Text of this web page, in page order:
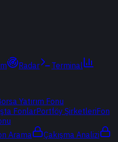
Radar
Terminal
Yatırım Fonu
FonlarPortföy ŞirketleriFon
Arama
Çakışma Analizi